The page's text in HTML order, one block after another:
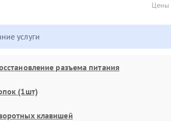
Цены
услуги
разъема питания
(1шт)
клавишей